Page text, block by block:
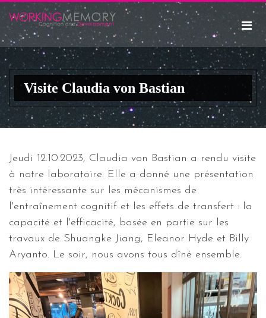
Visite Claudia von Bastian
Jeudi 12.10.2023, Claudia von Bastian a rendu visite
à notre laboratoire. Elle a donné une présentation
très intéressante sur les mécanismes de
l'entraînement cognitif et les effets de transfert : la
capacité et l'efficacité, basée en partie sur les
travaux de Shuangke Jiang, Eleanor Hyde et Billy
Aryanto. Le soir, nous avons tous dîné ensemble.